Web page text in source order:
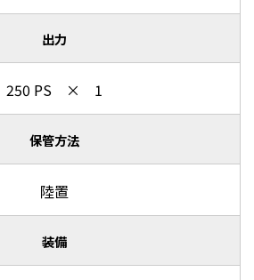
出力
250 PS × 1
保管方法
陸置
装備